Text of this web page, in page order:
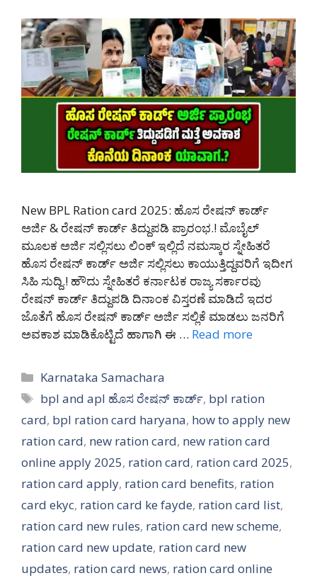
New BPL Ration card 2025: ಹೊಸ ರೇಷನ್ ಕಾರ್ಡ್
ಅರ್ಜಿ & ರೇಷನ್ ಕಾರ್ಡ್ ತಿದ್ದುಪಡಿ ಪ್ರಾರಂಭ.! ಮೊಬೈಲ್
ಮೂಲಕ ಅರ್ಜಿ ಸಲ್ಲಿಸಲು ಲಿಂಕ್ ಇಲ್ಲಿದೆ ನಮಸ್ಕಾರ ಸ್ನೇಹಿತರೆ
ಹೊಸ ರೇಷನ್ ಕಾರ್ಡ್ ಅರ್ಜಿ ಸಲ್ಲಿಸಲು ಕಾಯುತ್ತಿದ್ದವರಿಗೆ ಇದೀಗ
ಸಿಹಿ ಸುದ್ದಿ.! ಹೌದು ಸ್ನೇಹಿತರೆ ಕರ್ನಾಟಕ ರಾಜ್ಯ ಸರ್ಕಾರವು
ರೇಷನ್ ಕಾರ್ಡ್ ತಿದ್ದುಪಡಿ ದಿನಾಂಕ ವಿಸ್ತರಣೆ ಮಾಡಿದೆ ಇದರ
ಜೊತೆಗೆ ಹೊಸ ರೇಷನ್ ಕಾರ್ಡ್ ಅರ್ಜಿ ಸಲ್ಲಿಕೆ ಮಾಡಲು ಜನರಿಗೆ
ಅವಕಾಶ ಮಾಡಿಕೊಟ್ಟಿದೆ ಹಾಗಾಗಿ ಈ … Read more
Categories
Karnataka Samachara
Tags
bpl and apl ಹೊಸ ರೇಷನ್ ಕಾರ್ಡ್, bpl ration
card, bpl ration card haryana, how to apply new
ration card, new ration card, new ration card
online apply 2025, ration card, ration card 2025,
ration card apply, ration card benefits, ration
card ekyc, ration card ke fayde, ration card list,
ration card new rules, ration card new scheme,
ration card new update, ration card new
updates, ration card news, ration card online